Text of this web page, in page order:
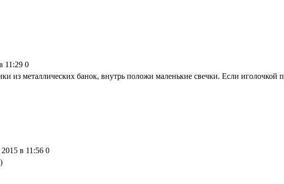
11:29 0
из металлических банок, внутрь положи маленькие свечки. Если иголочкой
2015 в 11:56 0